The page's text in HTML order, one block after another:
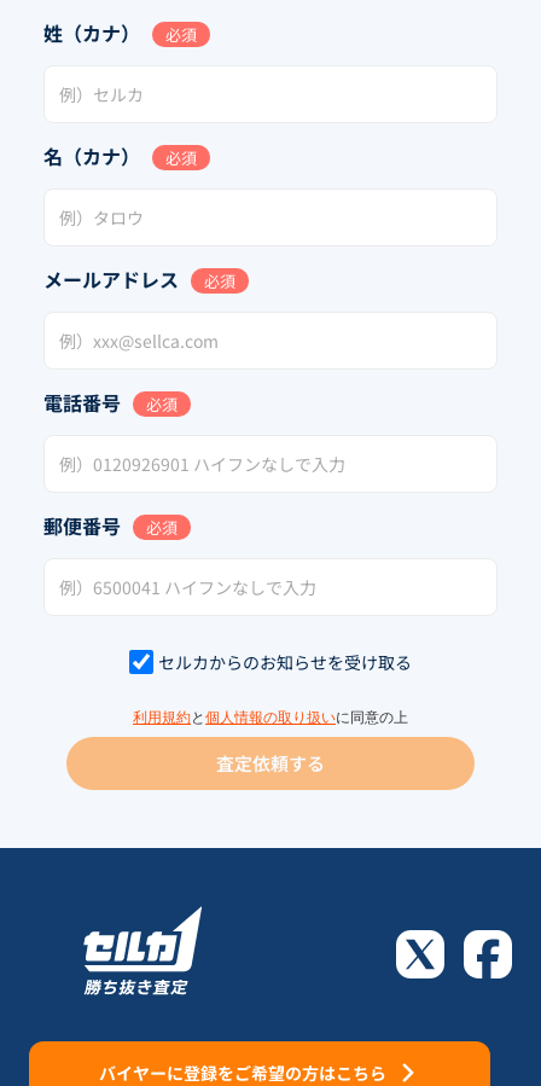
姓（カナ） 必須
名（カナ） 必須
メールアドレス 必須
電話番号 必須
郵便番号 必須
セルカからのお知らせを受け取る
利用規約と 個人情報の取り扱いに同意の上
査定依頼する
バイヤーに登録をご希望の方はこちら